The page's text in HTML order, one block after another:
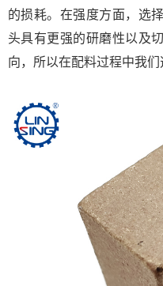
的损耗。在强度方面，选
头具有更强的研磨性以及
向，所以在配料过程中我们